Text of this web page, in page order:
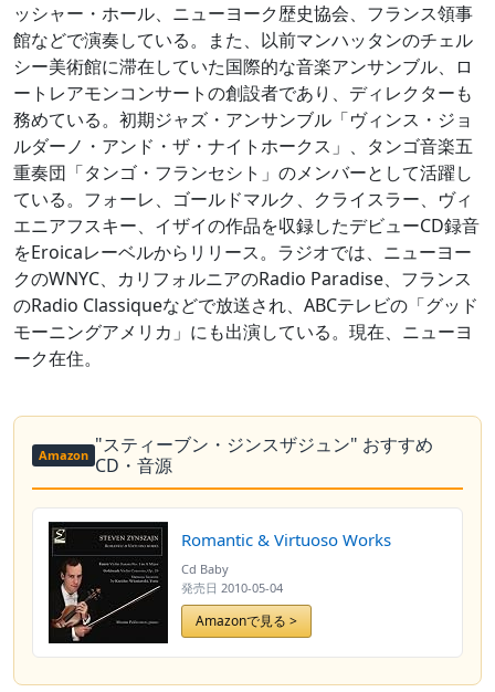
ッシャー・ホール、ニューヨーク歴史協会、フランス領事
館などで演奏している。また、以前マンハッタンのチェル
シー美術館に滞在していた国際的な音楽アンサンブル、ロ
ートレアモンコンサートの創設者であり、ディレクターも
務めている。初期ジャズ・アンサンブル「ヴィンス・ジョ
ルダーノ・アンド・ザ・ナイトホークス」、タンゴ音楽五
重奏団「タンゴ・フランセシト」のメンバーとして活躍し
ている。フォーレ、ゴールドマルク、クライスラー、ヴィ
エニアフスキー、イザイの作品を収録したデビューCD録音
をEroicaレーベルからリリース。ラジオでは、ニューヨー
クのWNYC、カリフォルニアのRadio Paradise、フランス
のRadio Classiqueなどで放送され、ABCテレビの「グッド
モーニングアメリカ」にも出演している。現在、ニューヨ
ーク在住。
Amazon "スティーブン・ジンスザジュン" おすすめ
CD・音源
Romantic & Virtuoso Works
Cd Baby
発売日 2010-05-04
Amazonで見る >